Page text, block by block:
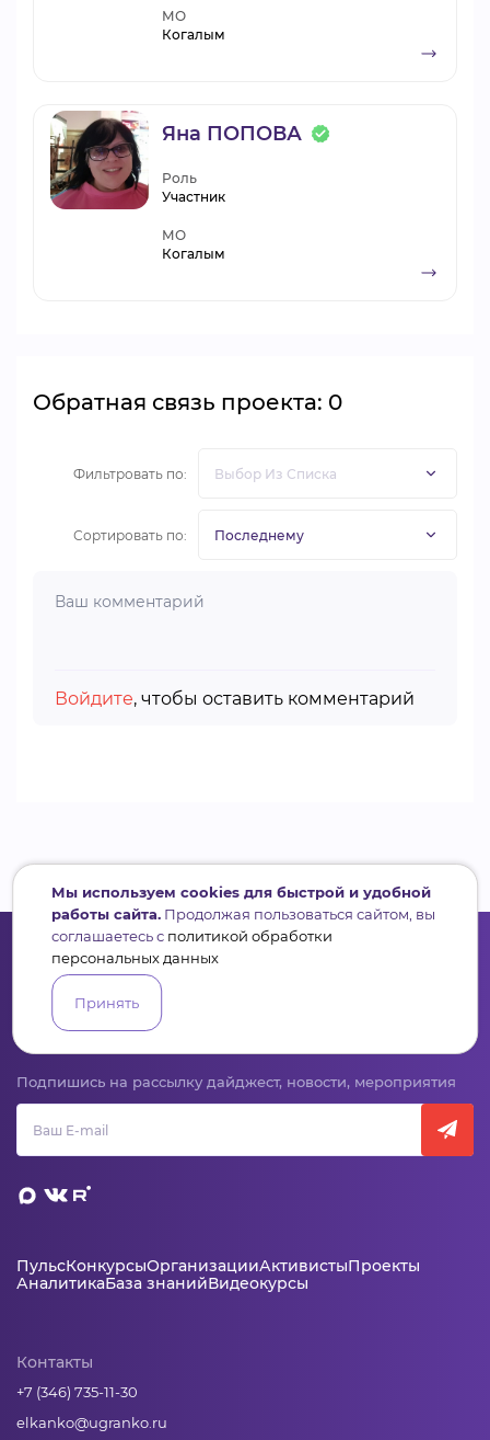
МО
Когалым
Яна ПОПОВА
Роль
Участник
МО
Когалым
Обратная связь проекта: 0
Фильтровать по:
Сортировать по:
Войдите, чтобы оставить комментарий
Сервис для некоммерческих организаций
и социальных предпринимателей
Подпишись на рассылку дайджест, новости, мероприятия
ПульсКонкурсыОрганизацииАктивистыПроекты
АналитикаБаза знанийВидеокурсы
Контакты
+7 (346) 735-11-30
elkanko@ugranko.ru
Мы используем cookies для быстрой и удобной
работы сайта. Продолжая пользоваться сайтом, вы
соглашаетесь с политикой обработки
персональных данных
Принять